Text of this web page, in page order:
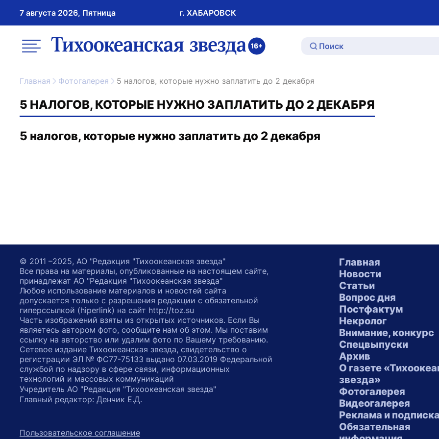
7 августа 2026, Пятница г. ХАБАРОВСК
меню ссылка на главную
Главная Фотогалерея 5 налогов, которые нужно заплатить до 2 декабря
5 НАЛОГОВ, КОТОРЫЕ НУЖНО ЗАПЛАТИТЬ ДО 2 ДЕКАБРЯ
5 налогов, которые нужно заплатить до 2 декабря
Главная
Новости
Статьи
Вопрос дня
Постфактум
Некролог
Внимание, конкурс
Спецвыпуски
Архив
О газете
звезда»
Фотогалерея
Видеогалерея
Реклама и подписка
Обязательная
© 2011 –2025, АО "Редакция "Тихоокеанская звезда"
Все права на материалы, опубликованные на настоящем сайте,
принадлежат АО "Редакция "Тихоокеанская звезда"
Любое использование материалов и новостей сайта
допускается только с разрешения редакции с обязательной
гиперссылкой (hiperlink) на сайт http://toz.su
Часть изображений взяты из открытых источников. Если Вы
являетесь автором фото, сообщите нам об этом. Мы поставим
ссылку на авторство или удалим фото по Вашему требованию.
Сетевое издание Тихоокеанская звезда, свидетельство о
регистрации ЭЛ № ФС77-75133 выдано 07.03.2019 Федеральной
службой по надзору в сфере связи, информационных
технологий и массовых коммуникаций
Учредитель АО "Редакция "Тихоокеанская звезда"
Главный редактор: Денчик Е.Д.
Пользовательское соглашение